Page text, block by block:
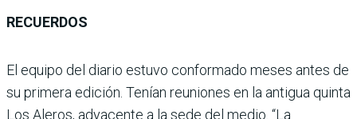
RECUERDOS
El equipo del diario estuvo conformado meses antes de
su primera edición. Tenían reuniones en la antigua quinta
Los Aleros, adyacente a la sede del medio. “La